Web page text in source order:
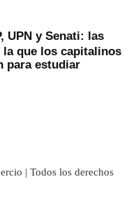
UPN y Senati: las
la que los capitalinos
para estudiar
| Todos los derechos